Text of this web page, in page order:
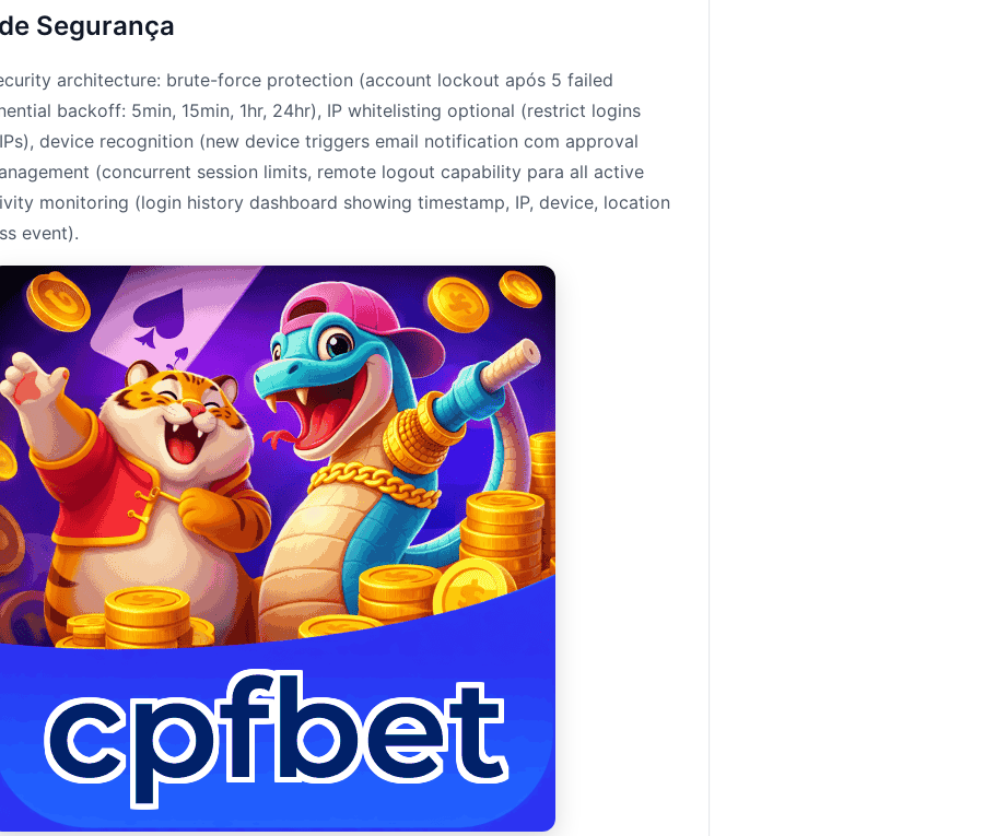
Segurança
architecture: brute-force protection (account lockout após 5 failed
backoff: 5min, 15min, 1hr, 24hr), IP whitelisting optional (restrict logins
device recognition (new device triggers email notification com approval
(concurrent session limits, remote logout capability para all active
monitoring (login history dashboard showing timestamp, IP, device, location
event).